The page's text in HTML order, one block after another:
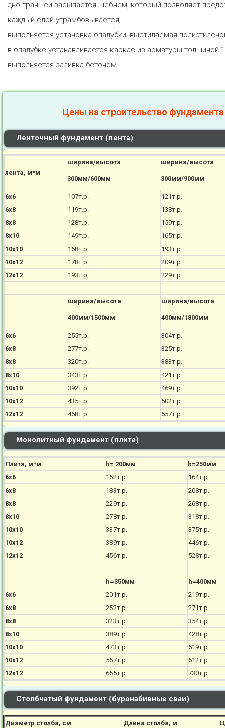
дно траншеи засыпается щебнем, который позволяет
каждый слой утрамбовывается;
выполняется установка опалубки, выстилаемая
в опалубке устанавливается каркас из арматуры толщиной
выполняется заливка бетоном.
Цены на строительство
Ленточный фундамент (лента)
лента, м*м
ширина/высота
300мм/600мм
ширина/высота
300мм/900мм
6х6 107т.р.
121т.р.
6х8
119т.р.
138т.р.
8х8
128т.р.
159т.р.
8х10
149т.р.
165т.р.
10х10
168т.р.
193т.р.
10х12
178т.р.
209т.р.
12х12
193т.р. 229т.р.
ширина/высота
400мм/1500мм
ширина/высота
400мм/1800мм
6х6 255т.р.
304т.р.
6х8
277т.р.
325т.р.
8х8
320т.р.
383т.р.
8х10
343т.р.
421т.р.
10х10
392т.р.
469т.р.
10х12
435т.р.
502т.р.
12х12
468т.р. 557т.р.
Монолитный фундамент (плита)
Плита, м*м h= 200мм
h=250мм
6х6
152т.р.
164т.р.
6х8
183т.р.
208т.р.
8х8
229т.р.
268т.р.
8х10
278т.р.
318т.р.
10х10
337т.р.
375т.р.
10х12
389т.р.
446т.р.
12х12
456т.р. 528т.р.
h=350мм
h=400мм
6х6
201т.р.
219т.р.
6х8
252т.р.
271т.р.
8х8
323т.р.
354т.р.
8х10
389т.р.
428т.р.
10х10
473т.р.
519т.р.
10х12
557т.р.
612т.р.
12х12
655т.р. 730т.р.
Столбчатый фундамент (буронабивные сваи)
Диаметр столба, см Длина столба, м